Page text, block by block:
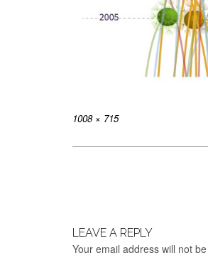
Full
1008 × 715
LEAVE A REPLY
Your email address will not